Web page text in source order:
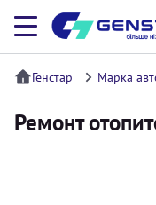
Генстар Марка
Ремонт